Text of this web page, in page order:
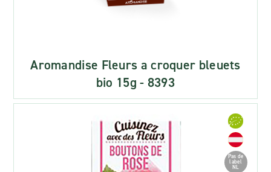
Aromandise Fleurs a croquer bleuets
bio 15g - 8393
Pas de
label
NL